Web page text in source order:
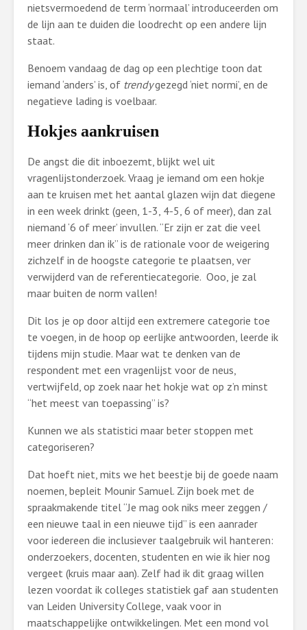
nietsvermoedend de term ‘normaal’ introduceerden om
de lijn aan te duiden die loodrecht op een andere lijn
staat.
Benoem vandaag de dag op een plechtige toon dat
iemand ‘anders’ is, of trendygezegd ‘niet normi’, en de
negatieve lading is voelbaar.
Hokjes aankruisen
De angst die dit inboezemt, blijkt wel uit
vragenlijstonderzoek. Vraag je iemand om een hokje
aan te kruisen met het aantal glazen wijn dat diegene
in een week drinkt (geen, 1-3, 4-5, 6 of meer), dan zal
niemand ‘6 of meer’ invullen. “Er zijn er zat die veel
meer drinken dan ik” is de rationale voor de weigering
zichzelf in de hoogste categorie te plaatsen, ver
verwijderd van de referentiecategorie. Ooo, je zal
maar buiten de norm vallen!
Dit los je op door altijd een extremere categorie toe
te voegen, in de hoop op eerlijke antwoorden, leerde ik
tijdens mijn studie. Maar wat te denken van de
respondent met een vragenlijst voor de neus,
vertwijfeld, op zoek naar het hokje wat op z’n minst
“het meest van toepassing” is?
Kunnen we als statistici maar beter stoppen met
categoriseren?
Dat hoeft niet, mits we het beestje bij de goede naam
noemen, bepleit Mounir Samuel. Zijn boek met de
spraakmakende titel “Je mag ook niks meer zeggen /
een nieuwe taal in een nieuwe tijd” is een aanrader
voor iedereen die inclusiever taalgebruik wil hanteren:
onderzoekers, docenten, studenten en wie ik hier nog
vergeet (kruis maar aan). Zelf had ik dit graag willen
lezen voordat ik colleges statistiek gaf aan studenten
van Leiden University College, vaak voor in
maatschappelijke ontwikkelingen. Met een mond vol